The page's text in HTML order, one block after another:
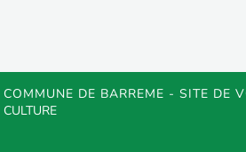
COMMUNE DE BARREME - SITE DE
CULTURE